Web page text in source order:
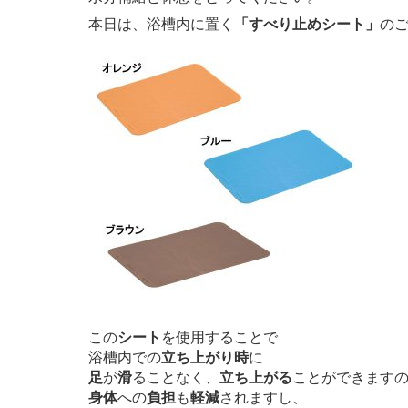
本日は、浴槽内に置く
「すべり止めシート」 の
このシート を使用することで
浴槽内での立ち上がり時に
足が滑ることなく、 立ち上がることができます
身体への負担 も軽減されますし、